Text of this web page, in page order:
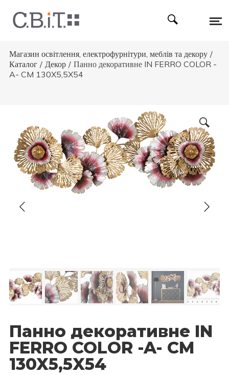
Магазин освітлення, електрофурнітури, меблів та декору /
Каталог / Декор / Панно декоративне IN FERRO COLOR -
A- CM 130X5,5X54
Панно декоративне IN
FERRO COLOR -A- CM
130X5,5X54